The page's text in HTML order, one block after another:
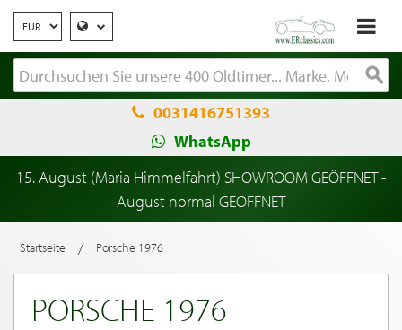
0031416751393
WhatsApp
15. August (Maria Himmelfahrt) SHOWROOM GEÖFFNET -
August normal GEÖFFNET
Startseite / Porsche 1976
PORSCHE 1976